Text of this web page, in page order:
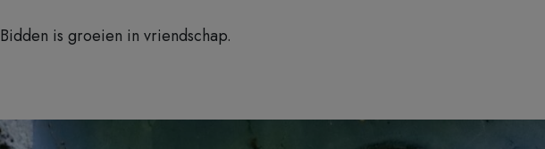
Bidden is groeien in vriendschap.